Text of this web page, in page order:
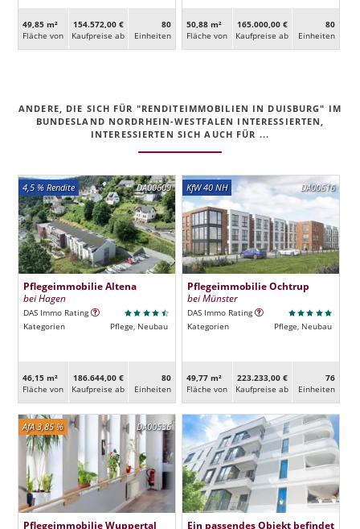
49,85 m²
Fläche von
154.572,00 €
Kaufpreise ab
80
Ein­heiten
50,88 m²
Fläche von
165.000,00 €
Kaufpreise ab
80
Ein­heiten
ANDERE, DIE SICH FÜR "RENDITEIMMOBILIEN IN DUISBURG" IM
BUNDESLAND NORDRHEIN-WESTFALEN INTERESSIERTEN,
INTERESSIERTEN SICH AUCH FÜR ...
DA00609
4,5 % Rendite
Pflegeimmobilie Altena
bei Hagen
DAS Immo Rating
Kategorien
Pflege, Neubau
46,15 m²
Fläche von
186.644,00 €
Kaufpreise ab
80
Ein­heiten
DA00616
KfW 40 NH
Pflegeimmobilie Ochtrup
bei Münster
DAS Immo Rating
Kategorien
Pflege, Neubau
49,77 m²
Fläche von
223.233,00 €
Kaufpreise ab
76
Ein­heiten
DA00536
AfA 3,85 %
Pflegeimmobilie Wuppertal Ein passendes Objekt befindet